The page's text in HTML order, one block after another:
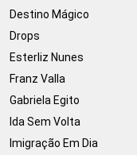
Destino Mágico
Drops
Esterliz Nunes
Franz Valla
Gabriela Egito
Ida Sem Volta
Imigração Em Dia